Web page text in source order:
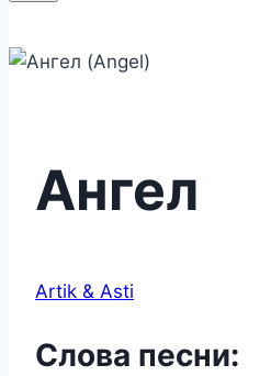
Ангел
Artik & Asti
Слова песни: